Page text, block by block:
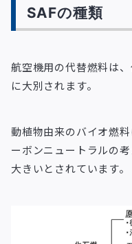
SAFの種類
航空機用の代替燃料は
に大別されます。
動植物由来のバイオ燃
ーボンニュートラルの
大きいとされています。